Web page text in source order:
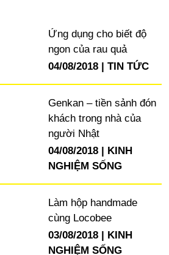
Ứng dụng cho biết độ
ngon của rau quả
04/08/2018
TIN TỨC
Genkan – tiền sảnh đón
khách trong nhà của
người Nhật
04/08/2018
KINH
NGHIỆM SỐNG
Làm hộp handmade
cùng Locobee
03/08/2018
KINH
NGHIỆM SỐNG